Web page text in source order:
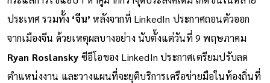
ประเทศ รวมทั้ง ‘จีน’หลังจากที่ LinkedIn ประกาศถอนตัวออก
จากเมืองจีน ด้วยเหตุผลบางอย่าง นับตั้งแต่วันที่ 9 พฤษภาคม
Ryan Roslansky ซีอีโอของ LinkedIn ประกาศเตรียมปรับลด
ตำแหน่งงาน และวางแผนที่จะยุติบริการเครือข่ายมือในท้องถิ่นที่